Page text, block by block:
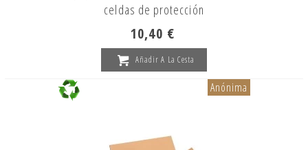
celdas de protección
10,40 €
Añadir A La Cesta
Anónima